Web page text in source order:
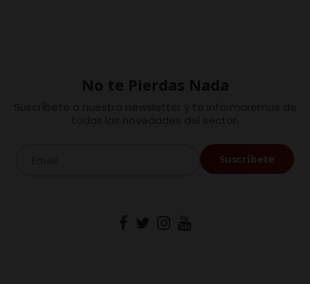
No te Pierdas Nada